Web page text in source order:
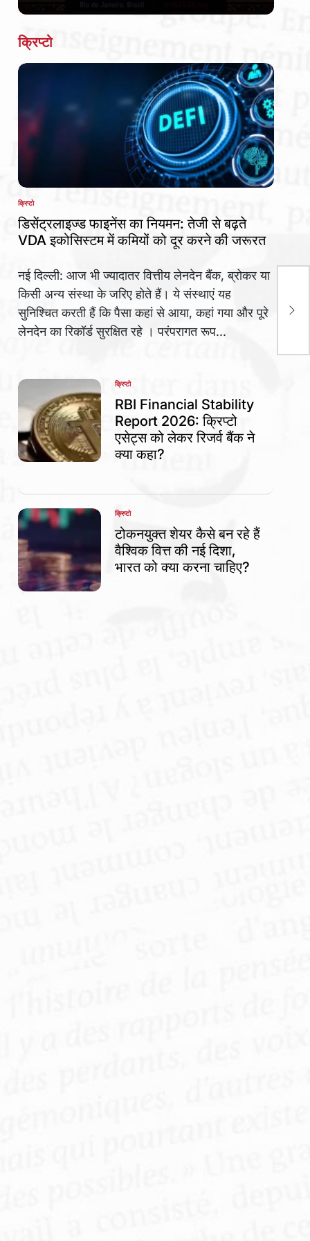
क्रिप्टो
POSTED
IN
क्रिप्टो
डिसेंट्रलाइज्ड फाइनेंस का नियमन: तेजी से बढ़ते
VDA इकोसिस्टम में कमियों को दूर करने की जरूरत
नई दिल्ली: आज भी ज्यादातर वित्तीय लेनदेन बैंक, ब्रोकर या
किसी अन्य संस्था के जरिए होते हैं। ये संस्थाएं यह
सुनिश्चित करती हैं कि पैसा कहां से आया, कहां गया और पूरे
लेनदेन का रिकॉर्ड सुरक्षित रहे । परंपरागत रूप...
POSTED
IN
क्रिप्टो
RBI Financial Stability
Report 2026: क्रिप्टो
एसेट्स को लेकर रिजर्व बैंक ने
क्या कहा?
POSTED
IN
क्रिप्टो
टोकनयुक्त शेयर कैसे बन रहे हैं
वैश्विक वित्त की नई दिशा,
भारत को क्या करना चाहिए?